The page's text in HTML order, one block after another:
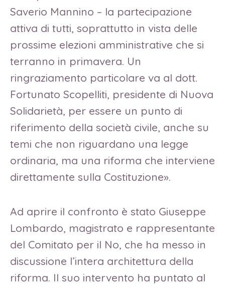
Saverio Mannino – la partecipazione
attiva di tutti, soprattutto in vista delle
prossime elezioni amministrative che si
terranno in primavera. Un
ringraziamento particolare va al dott.
Fortunato Scopelliti, presidente di Nuova
Solidarietà, per essere un punto di
riferimento della società civile, anche su
temi che non riguardano una legge
ordinaria, ma una riforma che interviene
direttamente sulla Costituzione».
Ad aprire il confronto è stato Giuseppe
Lombardo, magistrato e rappresentante
del Comitato per il No, che ha messo in
discussione l’intera architettura della
riforma. Il suo intervento ha puntato al